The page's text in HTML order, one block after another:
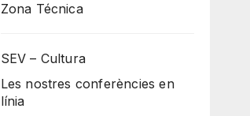
Zona Técnica
SEV – Cultura
Les nostres conferències en
línia